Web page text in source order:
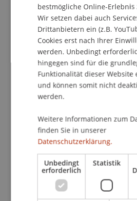
Campus
Standort Ebaholz
Anreise mit der Bahn
Buszubringer
Anreise mit dem Flugzeug
bestmögliche Online-
Wir setzen dabei auch
Drittanbietern ein (z.B.
Cookies erst nach Ihrer
werden. Unbedingt
hingegen sind für die
Funktionalität dieser Website
und können somit nicht
werden.
Weitere Informationen zum
finden Sie in unserer
Datenschutzerklärung.
Unbedingt
erforderlich
Statistik